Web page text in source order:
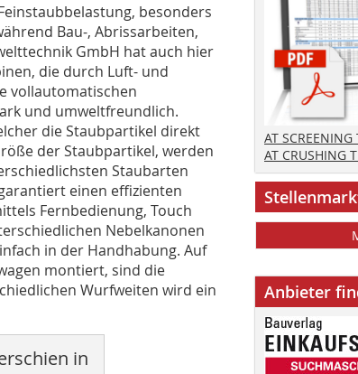
besonders
Bau-, Abrissarbeiten,
GmbH hat auch hier
die durch Luft- und
vollautomatischen
und umweltfreundlich.
die Staubpartikel direkt
der Staubpartikel, werden
Staubarten
einen effizienten
Fernbedienung, Touch
Nebelkanonen
in der Handhabung. Auf
montiert, sind die
Wurfweiten wird ein
in
AT
AT CRUSHING
Anbieter